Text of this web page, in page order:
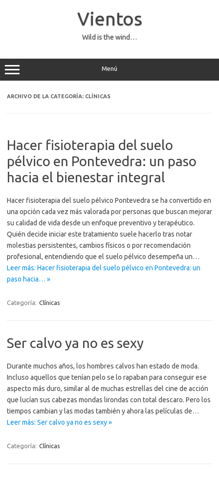
Vientos
Wild is the wind…
Menú
ARCHIVO DE LA CATEGORÍA: CLÍNICAS
Hacer fisioterapia del suelo
pélvico en Pontevedra: un paso
hacia el bienestar integral
Hacer fisioterapia del suelo pélvico Pontevedra se ha convertido en
una opción cada vez más valorada por personas que buscan mejorar
su calidad de vida desde un enfoque preventivo y terapéutico.
Quién decide iniciar este tratamiento suele hacerlo tras notar
molestias persistentes, cambios físicos o por recomendación
profesional, entendiendo que el suelo pélvico desempeña un…
Leer más: Hacer fisioterapia del suelo pélvico en Pontevedra: un
paso hacia… »
Categoría: Clínicas
Ser calvo ya no es sexy
Durante muchos años, los hombres calvos han estado de moda.
Incluso aquellos que tenían pelo se lo rapaban para conseguir ese
aspecto más duro, similar al de muchas estrellas del cine de acción
que lucían sus cabezas mondas lirondas con total descaro. Pero los
tiempos cambian y las modas también y ahora las películas de…
Leer más: Ser calvo ya no es sexy »
Categoría: Clínicas